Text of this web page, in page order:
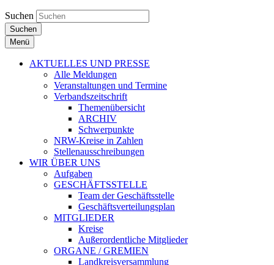
Suchen
Suchen
Menü
AKTUELLES UND PRESSE
Alle Meldungen
Veranstaltungen und Termine
Verbandszeitschrift
Themenübersicht
ARCHIV
Schwerpunkte
NRW-Kreise in Zahlen
Stellenausschreibungen
WIR ÜBER UNS
Aufgaben
GESCHÄFTSSTELLE
Team der Geschäftsstelle
Geschäftsverteilungsplan
MITGLIEDER
Kreise
Außerordentliche Mitglieder
ORGANE / GREMIEN
Landkreisversammlung